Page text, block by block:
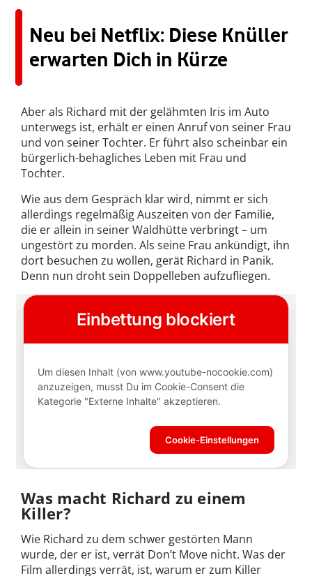
Neu bei Netflix: Diese Knüller
erwarten Dich in Kürze
Aber als Richard mit der gelähmten Iris im Auto
unterwegs ist, erhält er einen Anruf von seiner Frau
und von seiner Tochter. Er führt also scheinbar ein
bürgerlich-behagliches Leben mit Frau und
Tochter.
Wie aus dem Gespräch klar wird, nimmt er sich
allerdings regelmäßig Auszeiten von der Familie,
die er allein in seiner Waldhütte verbringt – um
ungestört zu morden. Als seine Frau ankündigt, ihn
dort besuchen zu wollen, gerät Richard in Panik.
Denn nun droht sein Doppelleben aufzufliegen.
Was macht Richard zu einem
Killer?
Wie Richard zu dem schwer gestörten Mann
wurde, der er ist, verrät Don’t Move nicht. Was der
Film allerdings verrät, ist, warum er zum Killer